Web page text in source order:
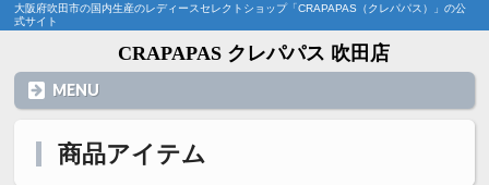
大阪府吹田市の国内生産のレディースセレクトショップ「CRAPAPAS（クレパパス）」の公
式サイト
CRAPAPAS クレパパス 吹田店
MENU
商品アイテム